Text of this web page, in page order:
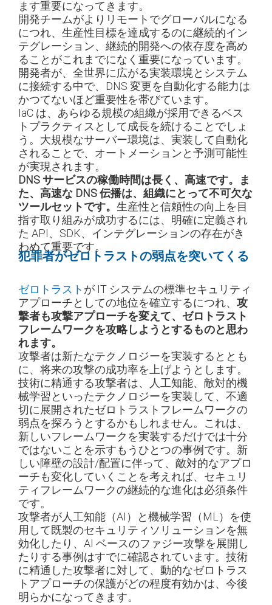
ます重要になってきます。
開発チームがよりリモートでグローバルになる
につれ、生産性目標を達成するのに継続的イン
テグレーション、継続的開発への依存度を高め
ることがこれまでになく重要になっています。
開発者が、全世界に広がる実装環境とシステム
に接続する中で、DNS 変更を自動化する能力は
かつてないほど重要性を帯びています。
IaC は、あらゆる規模の組織が採用できるベス
トプラクティスとして成長を続けることでしょ
う。大規模なサーバー環境は、実装して自動化
されることで、オートメーションと予測可能性
が実現されます。
DNS サービスの稼働時間は長く、高速です。ま
た、高速な DNS 伝播は、組織にとって不可欠な
ツールセットです。 生産性と信頼性の向上を目
指す取り組みが成功するには、明確に定義され
た API、SDK、インテグレーションの存在がき
わめて重要です。
犯罪者がゼロトラストの弱点を突いてくる
ゼロトラスト が IT システムの標準セキュリティ
アプローチとしての地位を確立するにつれ、 攻
撃者も攻撃アプローチを変えて、ゼロトラスト
フレームワークを攻略しようとするものと思わ
れます。
攻撃者は新たなテクノロジーを実装するととも
に、将来の攻撃の成功率を上げようとします。
技術に精通する攻撃者は、人工知能、敵対的機
械学習といったテクノロジーを実装して、不適
切に展開されたゼロトラストフレームワークの
弱点を探ろうとするかもしれません。これは、
新しいフレームワークを実装するだけでは十分
ではないことを示すもうひとつの事例です。新
しい障壁の設計/配置に伴って、敵対的なアプロ
ーチも変化していくことを考えれば、セキュリ
ティフレームワークの継続的な進化は必須条件
です。
攻撃者が人工知能（AI）と機械学習（ML）を使
用して既製のセキュリティソリューションを無
効化したり、AI ベースのファジー攻撃を展開し
たりする事例はすでに確認されています。技術
に精通した攻撃者に対して、動的なゼロトラス
トアプローチの保護がどの程度有効かは、今後
明らかになってきます。